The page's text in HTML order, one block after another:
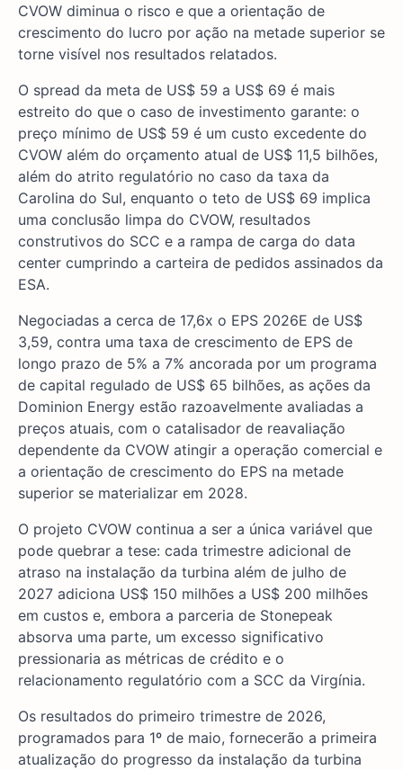
CVOW diminua o risco e que a orientação de
crescimento do lucro por ação na metade superior se
torne visível nos resultados relatados.
O spread da meta de US$ 59 a US$ 69 é mais
estreito do que o caso de investimento garante: o
preço mínimo de US$ 59 é um custo excedente do
CVOW além do orçamento atual de US$ 11,5 bilhões,
além do atrito regulatório no caso da taxa da
Carolina do Sul, enquanto o teto de US$ 69 implica
uma conclusão limpa do CVOW, resultados
construtivos do SCC e a rampa de carga do data
center cumprindo a carteira de pedidos assinados da
ESA.
Negociadas a cerca de 17,6x o EPS 2026E de US$
3,59, contra uma taxa de crescimento de EPS de
longo prazo de 5% a 7% ancorada por um programa
de capital regulado de US$ 65 bilhões, as ações da
Dominion Energy estão razoavelmente avaliadas a
preços atuais, com o catalisador de reavaliação
dependente da CVOW atingir a operação comercial e
a orientação de crescimento do EPS na metade
superior se materializar em 2028.
O projeto CVOW continua a ser a única variável que
pode quebrar a tese: cada trimestre adicional de
atraso na instalação da turbina além de julho de
2027 adiciona US$ 150 milhões a US$ 200 milhões
em custos e, embora a parceria de Stonepeak
absorva uma parte, um excesso significativo
pressionaria as métricas de crédito e o
relacionamento regulatório com a SCC da Virgínia.
Os resultados do primeiro trimestre de 2026,
programados para 1º de maio, fornecerão a primeira
atualização do progresso da instalação da turbina